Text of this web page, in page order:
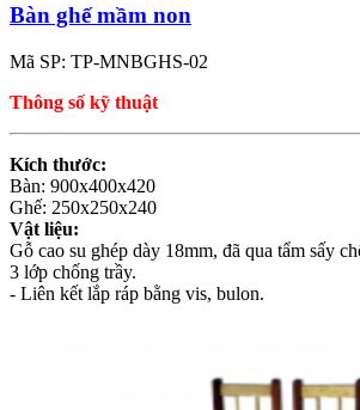
Bàn ghế mầm non
Mã SP: TP-MNBGHS-02
Thông số kỹ thuật
Kích thước:
Bàn: 900x400x420
Ghế: 250x250x240
Vật liệu:
Gỗ cao su ghép dày 18mm, đã qua tẩm sấy
3 lớp chống trầy.
- Liên kết lắp ráp bằng vis, bulon.